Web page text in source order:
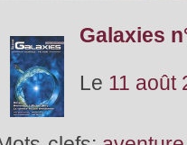
Galaxies
Le 11 août